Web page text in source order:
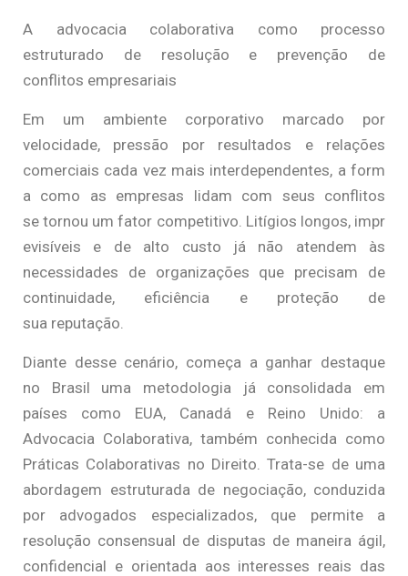
A advocacia colaborativa como processo
estruturado de resolução e prevenção de
conflitos empresariais
Em um ambiente corporativo marcado por
velocidade, pressão por resultados e relações
comerciais cada vez mais interdependentes, a form
a como as empresas lidam com seus conflitos
se tornou um fator competitivo. Litígios longos, impr
evisíveis e de alto custo já não atendem às
necessidades de organizações que precisam de
continuidade, eficiência e proteção de
sua reputação.
Diante desse cenário, começa a ganhar destaque
no Brasil uma metodologia já consolidada em
países como EUA, Canadá e Reino Unido: a
Advocacia Colaborativa, também conhecida como
Práticas Colaborativas no Direito. Trata-se de uma
abordagem estruturada de negociação, conduzida
por advogados especializados, que permite a
resolução consensual de disputas de maneira ágil,
confidencial e orientada aos interesses reais das